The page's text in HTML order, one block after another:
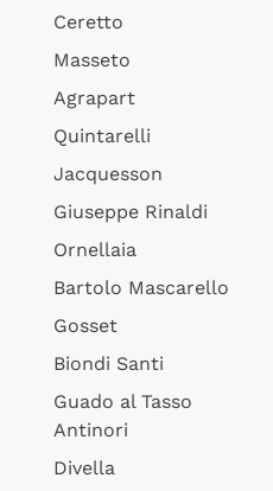
Ceretto
Masseto
Agrapart
Quintarelli
Jacquesson
Giuseppe Rinaldi
Ornellaia
Bartolo Mascarello
Gosset
Biondi Santi
Guado al Tasso
Antinori
Divella